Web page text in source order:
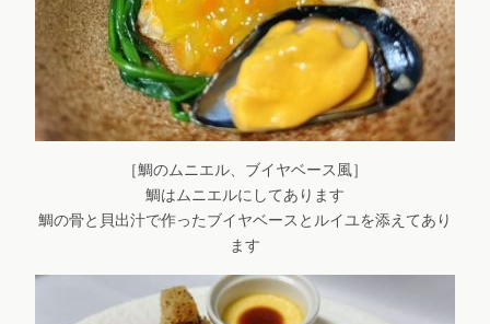
［鯛のムニエル、ブイヤベース風］
鯛はムニエルにしてあります
鯛の骨と貝出汁で作ったブイヤベースとルイユを添えてあり
ます